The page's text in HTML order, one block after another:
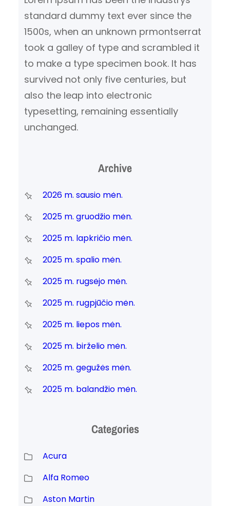
standard dummy text ever since the
1500s, when an unknown prmontserrat
took a galley of type and scrambled it
to make a type specimen book. It has
survived not only five centuries, but
also the leap into electronic
typesetting, remaining essentially
unchanged.
Archive
2026 m. sausio mėn.
2025 m. gruodžio mėn.
2025 m. lapkričio mėn.
2025 m. spalio mėn.
2025 m. rugsėjo mėn.
2025 m. rugpjūčio mėn.
2025 m. liepos mėn.
2025 m. birželio mėn.
2025 m. gegužės mėn.
2025 m. balandžio mėn.
Categories
Acura
Alfa Romeo
Aston Martin